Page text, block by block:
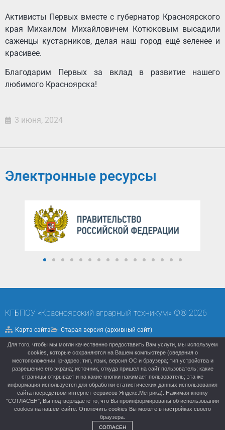
Активисты Первых вместе с губернатор Красноярского
края Михаилом Михайловичем Котюковым высадили
саженцы кустарников, делая наш город ещё зеленее и
красивее.
Благодарим Первых за вклад в развитие нашего
любимого Красноярска!
3 июня, 2024
Электронные ресурсы
КГБПОУ «Красноярский аграрный техникум» ©® 2026
Карта сайта Старая версия (архивный сайт)
Политика конфиденциальности
Для того, чтобы мы могли качественно предоставить Вам услуги, мы используем
cookies, которые сохраняются на Вашем компьютере (сведения о
местоположении; ip-адрес; тип, язык, версия ОС и браузера; тип устройства и
разрешение его экрана; источник, откуда пришел на сайт пользователь; какие
страницы открывает и на какие кнопки нажимает пользователь; эта же
информация используется для обработки статистических данных использования
сайта посредством интернет-сервисов Яндекс.Метрика). Нажимая кнопку
"СОГЛАСЕН", Вы подтверждаете то, что Вы проинформированы об использовании
cookies на нашем сайте. Отключить cookies Вы можете в настройках своего
браузера.
СОГЛАСЕН